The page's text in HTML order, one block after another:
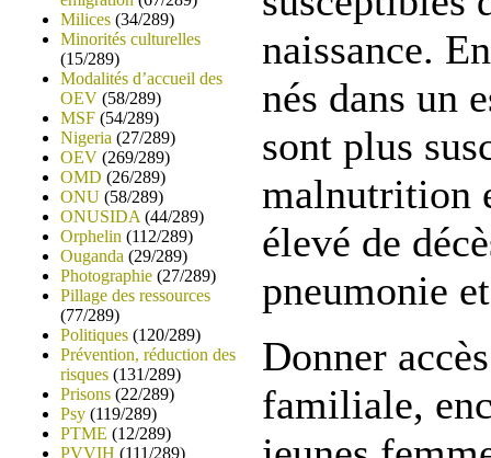
Milices (34/289)
Minorités culturelles
(15/289)
Modalités d’accueil des
OEV (58/289)
MSF (54/289)
Nigeria (27/289)
OEV (269/289)
OMD (26/289)
ONU (58/289)
ONUSIDA (44/289)
Orphelin (112/289)
Ouganda (29/289)
Photographie (27/289)
Pillage des ressources
(77/289)
Politiques (120/289)
Prévention, réduction des
risques (131/289)
Prisons (22/289)
Psy (119/289)
PTME (12/289)
PVVIH (111/289)
naissance.
nés dans un
sont plus
malnutrition
élevé de
pneumonie
Donner
familiale,